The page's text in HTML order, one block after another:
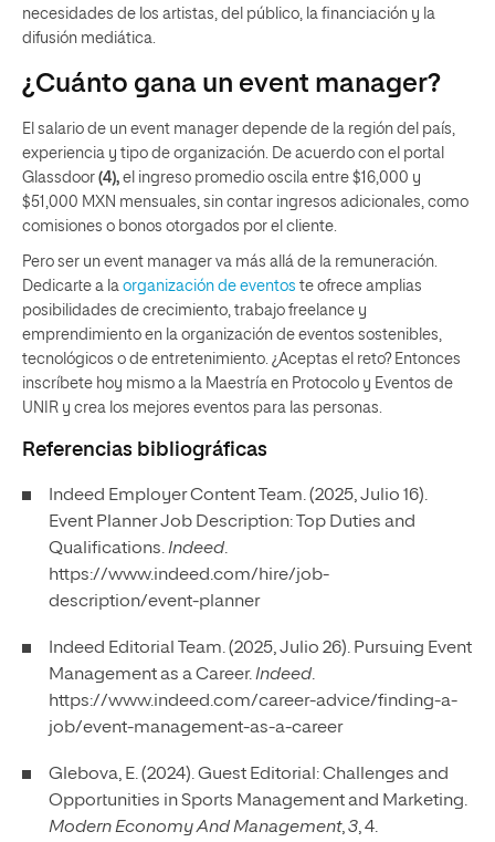
necesidades de los artistas, del público, la financiación y la
difusión mediática.
¿Cuánto gana un event manager?
El salario de un event manager depende de la región del país,
experiencia y tipo de organización. De acuerdo con el portal
Glassdoor (4), el ingreso promedio oscila entre $16,000 y
$51,000 MXN mensuales, sin contar ingresos adicionales, como
comisiones o bonos otorgados por el cliente.
Pero ser un event manager va más allá de la remuneración.
Dedicarte a la organización de eventos te ofrece amplias
posibilidades de crecimiento, trabajo freelance y
emprendimiento en la organización de eventos sostenibles,
tecnológicos o de entretenimiento. ¿Aceptas el reto? Entonces
inscríbete hoy mismo a la Maestría en Protocolo y Eventos de
UNIR y crea los mejores eventos para las personas.
Referencias bibliográficas
Indeed Employer Content Team. (2025, Julio 16).
Event Planner Job Description: Top Duties and
Qualifications.Indeed.
https://www.indeed.com/hire/job-
description/event-planner
Indeed Editorial Team. (2025, Julio 26). Pursuing Event
Management as a Career.Indeed.
https://www.indeed.com/career-advice/finding-a-
job/event-management-as-a-career
Glebova, E. (2024). Guest Editorial: Challenges and
Opportunities in Sports Management and Marketing.
Modern Economy And Management,3, 4.